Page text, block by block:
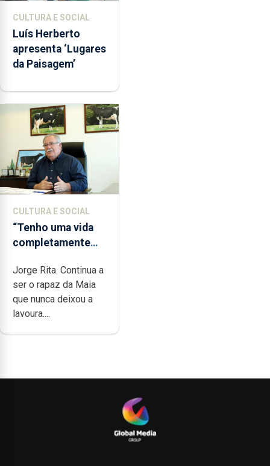
CULTURA E SOCIAL
Luís Herberto
apresenta ‘Lugares
da Paisagem’
CULTURA E SOCIAL
“Tenho uma vida
completamente
dedicação, gosto e
muita paixão”
Jorge Rita. Continua a
ser o rapaz da Maia
que nunca deixou a
lavoura....